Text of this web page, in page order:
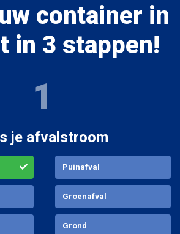
container in
in 3 stappen!
1
je afvalstroom
Puinafval
Groenafval
Grond